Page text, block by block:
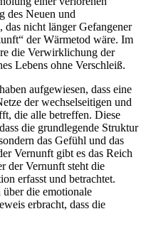
des Neuen und
das nicht länger Gefangener
der Wärmetod wäre. Im
die Verwirklichung der
Lebens ohne Verschleiß.
aufgewiesen, dass eine
der wechselseitigen und
die alle betreffen. Diese
die grundlegende Struktur
das Gefühl und das
Vernunft gibt es das Reich
der Vernunft steht die
erfasst und betrachtet.
die emotionale
erbracht, dass die